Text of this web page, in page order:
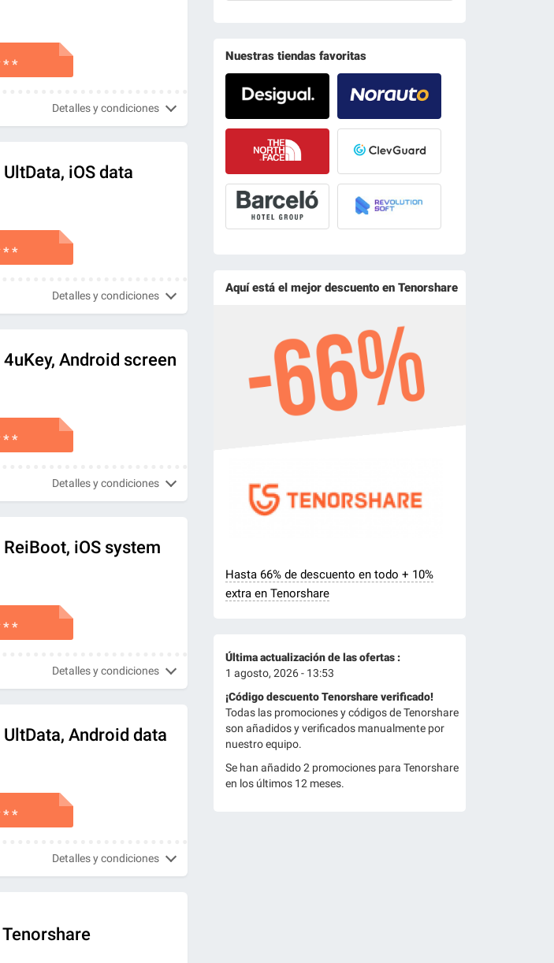
* *
Detalles y condiciones
iOS data
* *
Detalles y condiciones
Android screen
* *
Detalles y condiciones
iOS system
* *
Detalles y condiciones
Android data
* *
Detalles y condiciones
Nuestras tiendas favoritas
Aquí está el mejor descuento en Tenorshare
Hasta 66% de descuento en todo + 10%
extra en Tenorshare
Última actualización de las ofertas :
1 agosto, 2026 - 13:53
¡Código descuento Tenorshare verificado!
Todas las promociones y códigos de Tenorshare
son añadidos y verificados manualmente por
nuestro equipo.
Se han añadido 2 promociones para Tenorshare
en los últimos 12 meses.